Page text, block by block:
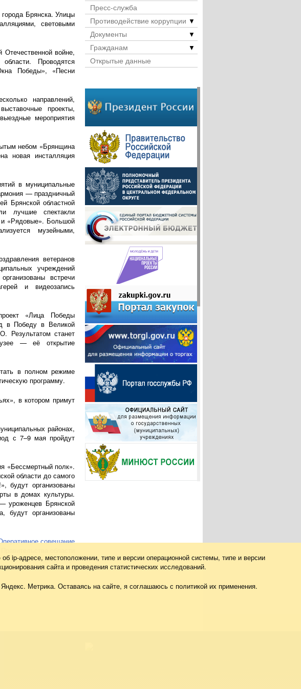
Брянска. Улицы
световыми
войне,
Проводятся
Победы», «Песни
направлений,
проекты,
мероприятия
небом «Брянщина
новая инсталляция
в муниципальные
— праздничный
Брянской областной
лучшие спектакли
и «Рядовые». Большой
музейными,
ветеранов
учреждений
встречи
и видеозапись
«Лица Победы
в Победу в Великой
Результатом станет
— её открытие
в полном режиме
программу.
в котором примут
районах,
с 7–9 мая пройдут
«Бессмертный полк».
области до самого
будут организованы
в домах культуры.
уроженцев Брянской
будут организованы
совещание
30 апреля 2025 года
Пресс-служба
▼
Противодействие коррупции
▼
Документы
▼
Гражданам
Открытые данные
об ip-адресе, местоположении, типе и версии операционной системы, типе и версии
сайта и проведения статистических исследований.
Метрика. Оставаясь на сайте, я соглашаюсь с политикой их применения.